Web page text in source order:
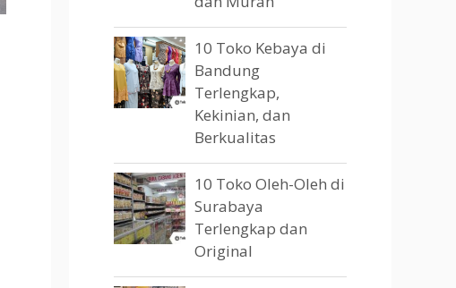
10 Toko Kebaya di
Bandung
Terlengkap,
Kekinian, dan
Berkualitas
10 Toko Oleh-Oleh di
Surabaya
Terlengkap dan
Original